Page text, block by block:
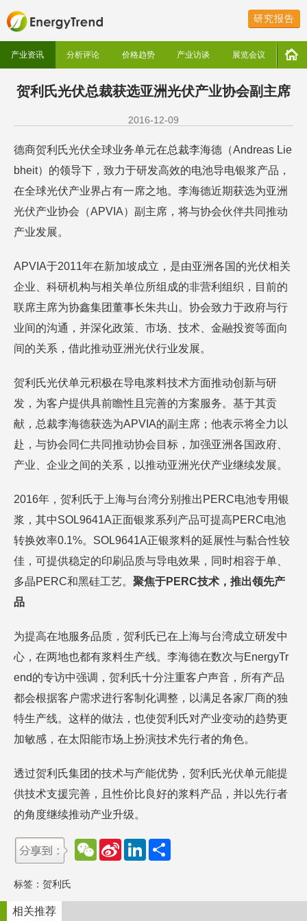
研究报告
产业资讯 分析评论 价格趋势 产业访谈 展览会议
贺利氏光伏总裁获选亚洲光伏产业协会副主席
2016-12-09
德商贺利氏光伏全球业务单元在总裁李海德（Andreas Lie
bheit）的领导下，致力于研发高效的电池导电银浆产品，
在全球光伏产业界占有一席之地。李海德近期获选为亚洲
光伏产业协会（APVIA）副主席，将与协会伙伴共同推动
产业发展。
APVIA于2011年在新加坡成立，是由亚洲各国的光伏相关
企业、科研机构与相关单位所组成的非营利组织，目前的
联席主席为协鑫集团董事长朱共山。协会致力于政府与行
业间的沟通，并深化政策、市场、技术、金融投资等面向
间的关系，借此推动亚洲光伏行业发展。
贺利氏光伏单元积极在导电浆料技术方面推动创新与研
发，为客户提供具前瞻性且完善的方案服务。基于其贡
献，总裁李海德获选为APVIA的副主席；他表示将全力以
赴，与协会同仁共同推动协会目标，加强亚洲各国政府、
产业、企业之间的关系，以推动亚洲光伏产业继续发展。
2016年，贺利氏于上海与台湾分别推出PERC电池专用银
浆，其中SOL9641A正面银浆系列产品可提高PERC电池
转换效率0.1%。SOL9641A正银浆料的延展性与黏合性较
佳，可提供稳定的印刷品质与导电效果，同时相容于单、
多晶PERC和黑硅工艺。 聚焦于PERC技术，推出领先产
品
为提高在地服务品质，贺利氏已在上海与台湾成立研发中
心，在两地也都有浆料生产线。李海德在数次与EnergyTr
end的专访中强调，贺利氏十分注重客户声音，所有产品
都会根据客户需求进行客制化调整，以满足各家厂商的独
特生产线。这样的做法，也使贺利氏对产业变动的趋势更
加敏感，在太阳能市场上扮演技术先行者的角色。
透过贺利氏集团的技术与产能优势，贺利氏光伏单元能提
供技术支援完善，且性价比良好的浆料产品，并以先行者
的角度继续推动产业升级。
W
e
t
S
e
L
d
标签： 贺利氏
相关推荐